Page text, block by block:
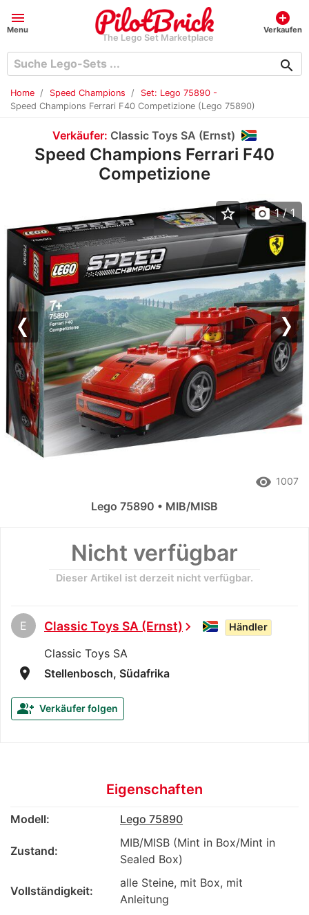
menu
Menu
The Lego Set Marketplace
add_circle
Verkaufen
search
Home Speed Champions
Set: Lego 75890 -
Speed Champions Ferrari F40 Competizione (Lego 75890)
Verkäufer: Classic Toys SA (Ernst)
Speed Champions Ferrari F40
Competizione
Nicht verfügbar
Dieser Artikel ist derzeit nicht verfügbar.
E Classic Toys SA (Ernst)chevron_right Händler
Classic Toys SA
room Stellenbosch, Südafrika
group_add Verkäufer folgen
Previous
star_border photo_camera 1/ 1
remove_red_eye 1007
Lego 75890 • MIB/MISB
Eigenschaften
Modell: Lego 75890
Zustand:
MIB/MISB (Mint in Box/Mint in
Sealed Box)
Vollständigkeit:
alle Steine, mit Box, mit
Anleitung